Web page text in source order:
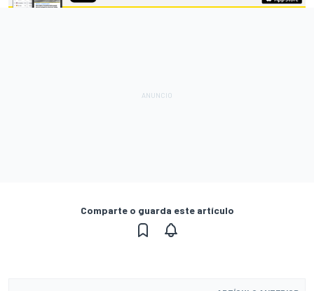
Comparte o guarda este artículo